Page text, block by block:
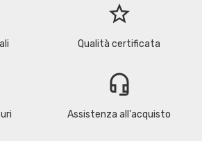
star_border
Qualità certificata
headset_mic
Assistenza all'acquisto